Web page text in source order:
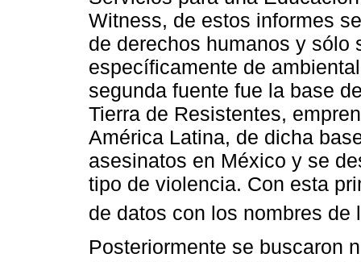
Witness, de estos informes
de derechos humanos y sólo
específicamente de
segunda fuente fue la base
Tierra de Resistentes,
América Latina, de dicha
asesinatos en México y se
tipo de violencia. Con esta
de datos con los nombres
Posteriormente se buscaron